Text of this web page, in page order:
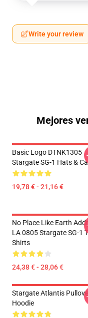
Write your review
Mejores
Basic Logo DTNK1305
Stargate SG-1 Hats &
19,78 € - 21,16 €
No Place Like Earth
LA 0805 Stargate SG-1
Shirts
24,38 € - 28,06 €
Stargate Atlantis
Hoodie